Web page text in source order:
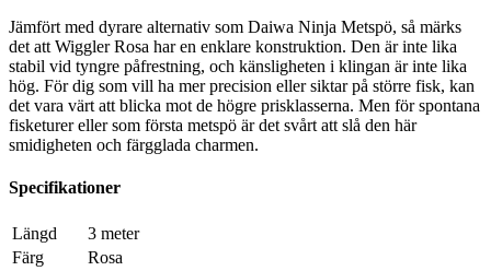
Jämfört med dyrare alternativ som Daiwa Ninja Metspö, så märks
det att Wiggler Rosa har en enklare konstruktion. Den är inte lika
stabil vid tyngre påfrestning, och känsligheten i klingan är inte lika
hög. För dig som vill ha mer precision eller siktar på större fisk, kan
det vara värt att blicka mot de högre prisklasserna. Men för spontana
fisketurer eller som första metspö är det svårt att slå den här
smidigheten och färgglada charmen.
Specifikationer
Längd
3 meter
Färg
Rosa